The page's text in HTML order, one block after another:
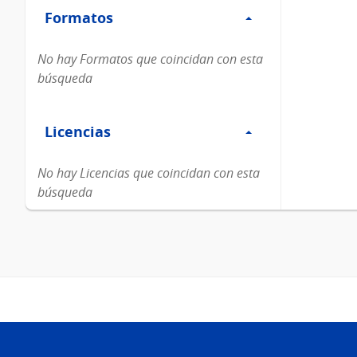
Formatos
Formatos
No hay Formatos que coincidan con esta
búsqueda
Licencias
Licencias
No hay Licencias que coincidan con esta
búsqueda